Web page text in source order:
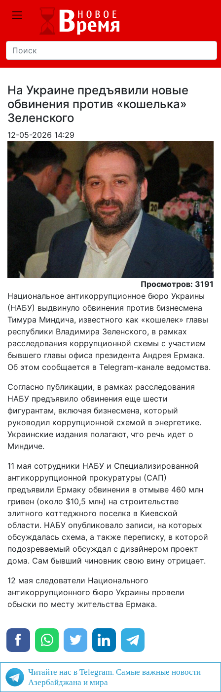
На Украине предъявили новые
обвинения против «кошелька»
Зеленского
12-05-2026 14:29
Просмотров: 3191
Национальное антикоррупционное бюро Украины
(НАБУ) выдвинуло обвинения против бизнесмена
Тимура Миндича, известного как «кошелек» главы
республики Владимира Зеленского, в рамках
расследования коррупционной схемы с участием
бывшего главы офиса президента Андрея Ермака.
Об этом сообщается в Telegram-канале ведомства.
Согласно публикации, в рамках расследования
НАБУ предъявило обвинения еще шести
фигурантам, включая бизнесмена, который
руководил коррупционной схемой в энергетике.
Украинские издания полагают, что речь идет о
Миндиче.
11 мая сотрудники НАБУ и Специализированной
антикоррупционной прокуратуры (САП)
предъявили Ермаку обвинения в отмыве 460 млн
гривен (около $10,5 млн) на строительстве
элитного коттеджного поселка в Киевской
области. НАБУ опубликовало записи, на которых
обсуждалась схема, а также переписку, в которой
подозреваемый обсуждал с дизайнером проект
дома. Сам бывший чиновник свою вину отрицает.
12 мая следователи Национального
антикоррупционного бюро Украины провели
обыски по месту жительства Ермака.
Читайте нас в Telegram. Самые важные новости
Азербайджана и мира